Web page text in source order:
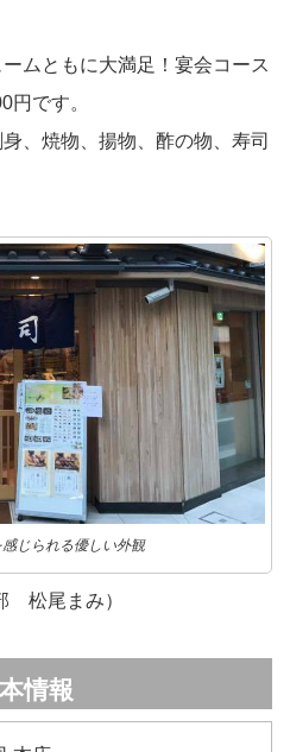
ムともに大満足！宴会コース
円です。
、焼物、揚物、酢の物、寿司
じられる優しい外観
松尾まみ）
情報